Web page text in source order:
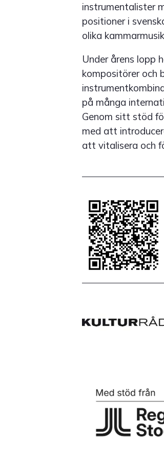
instrumentalister
positioner i
olika
Under årens lopp
kompositörer och
på många
Genom sitt stöd
med att
att vitalisera och